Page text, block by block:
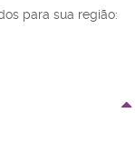
para sua região: